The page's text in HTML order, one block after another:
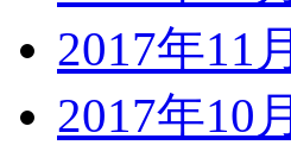
2017年11月
2017年10月